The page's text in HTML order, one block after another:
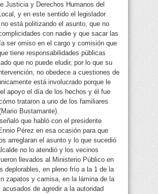
Justicia y Derechos Humanos del
y en este sentido el legislador
está politizando el asunto, que no
con nadie y que sacar las
ser omiso en el cargo y comisión que
tiene responsabilidades públicas
que no puede eludir, por lo que su
no obedece a cuestiones de
está involucrado porque le
apoyo el día de los hechos y él fue
trataron a uno de los familiares
Bustamante).
que habló con el presidente
Pérez en esa ocasión para que
arreglaran el asunto y lo que sucedió
no lo atendió y los vecinos
llevados al Ministerio Público en
deplorables, en pleno frío a la 1 de la
zapatos y camisa, en la lámina de la
acusados de agredir a la autoridad